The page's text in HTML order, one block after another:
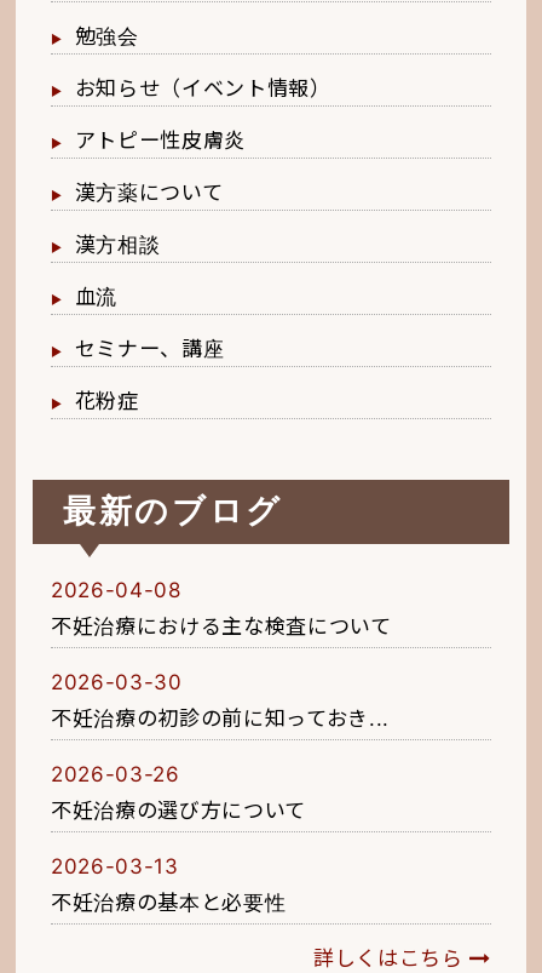
勉強会
お知らせ（イベント情報）
アトピー性皮膚炎
漢方薬について
漢方相談
血流
セミナー、講座
花粉症
最新のブログ
2026-04-08
不妊治療における主な検査について
2026-03-30
不妊治療の初診の前に知っておき...
2026-03-26
不妊治療の選び方について
2026-03-13
不妊治療の基本と必要性
詳しくはこちら